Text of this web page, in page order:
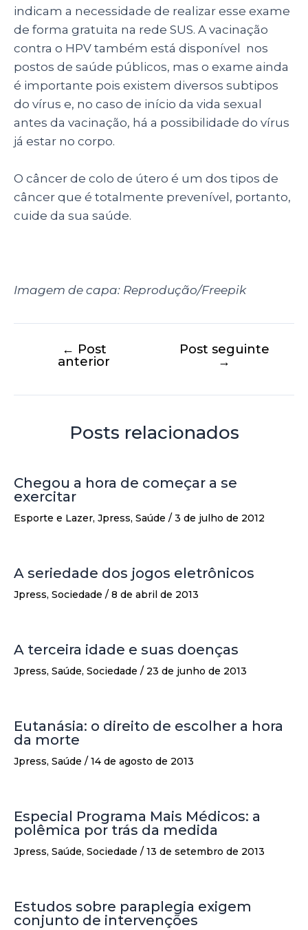
indicam a necessidade de realizar esse exame
de forma gratuita na rede SUS. A vacinação
contra o HPV também está disponível nos
postos de saúde públicos, mas o exame ainda
é importante pois existem diversos subtipos
do vírus e, no caso de início da vida sexual
antes da vacinação, há a possibilidade do vírus
já estar no corpo.
O câncer de colo de útero é um dos tipos de
câncer que é totalmente prevenível, portanto,
cuide da sua saúde.
Imagem de capa: Reprodução/Freepik
← Post
anterior
Post seguinte
→
Posts relacionados
Chegou a hora de começar a se
exercitar
Esporte e Lazer, Jpress, Saúde / 3 de julho de 2012
A seriedade dos jogos eletrônicos
Jpress, Sociedade / 8 de abril de 2013
A terceira idade e suas doenças
Jpress, Saúde, Sociedade / 23 de junho de 2013
Eutanásia: o direito de escolher a hora
da morte
Jpress, Saúde / 14 de agosto de 2013
Especial Programa Mais Médicos: a
polêmica por trás da medida
Jpress, Saúde, Sociedade / 13 de setembro de 2013
Estudos sobre paraplegia exigem
conjunto de intervenções